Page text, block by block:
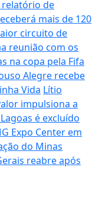
relatório de
mais de 120
circuito de
reunião com os
na copa pela Fifa
Alegre recebe
Vida Lítio
impulsiona a
é excluído
Expo Center em
do Minas
reabre após